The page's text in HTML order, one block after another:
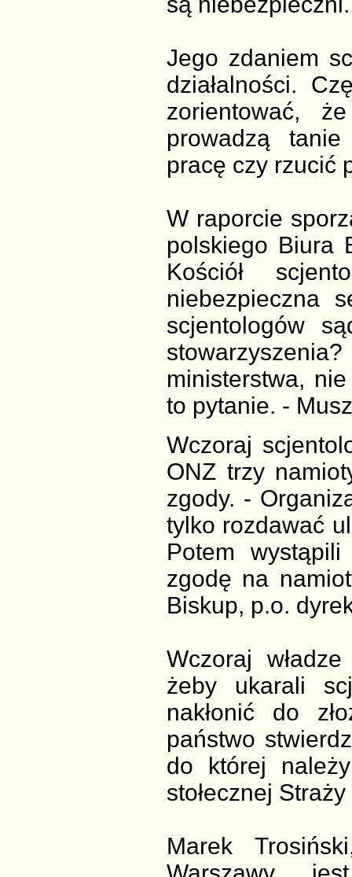
Jego zdaniem
działalności.
zorientować,
prowadzą
pracę czy rzucić
W raporcie
polskiego Biura
Kościół
niebezpieczna
scjentologów
ministerstwa,
to pytanie. -
Wczoraj
ONZ trzy
zgody. -
tylko rozdawać
Potem
zgodę na
Biskup, p.o.
Wczoraj
żeby ukarali
nakłonić do
państwo
do której
stołecznej
Marek